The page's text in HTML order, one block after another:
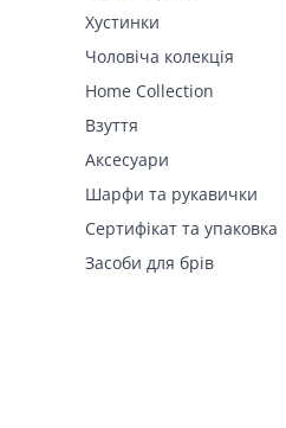
Хустинки
Чоловіча колекція
Home Collection
Взуття
Аксесуари
Шарфи та рукавички
Сертифікат та упаковка
Засоби для брів